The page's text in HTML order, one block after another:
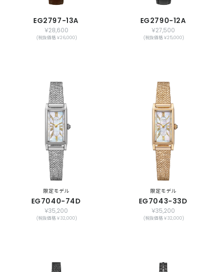
EG2797-13A
￥28,600
(税抜価格 ￥26,000)
EG2790-12A
￥27,500
(税抜価格 ￥25,000)
限定モデル
EG7040-74D
￥35,200
(税抜価格 ￥32,000)
限定モデル
EG7043-33D
￥35,200
(税抜価格 ￥32,000)